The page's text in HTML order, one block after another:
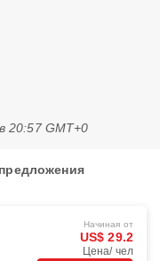
20:57 GMT+0
Начиная от
US$ 29.2
Цена/ чел